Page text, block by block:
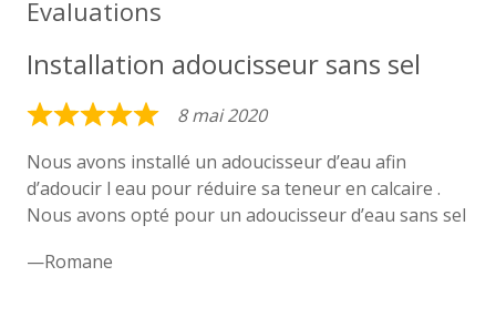
Evaluations
Installation adoucisseur sans sel
Rated
5
out
of
8 mai 2020
Nous avons installé un adoucisseur d’eau afin
d’adoucir l eau pour réduire sa teneur en calcaire .
Nous avons opté pour un adoucisseur d’eau sans sel
Romane